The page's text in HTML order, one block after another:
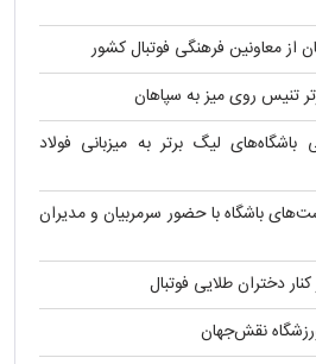
از معاونین فرهنگی فوتبال کشور
تنیس روی میز به سپاهان
لیگ برتر به میزبانی فولاد
باشگاه با حضور سرمربیان و مدیران
دختران طلایی فوتبال
نقش‌جهان